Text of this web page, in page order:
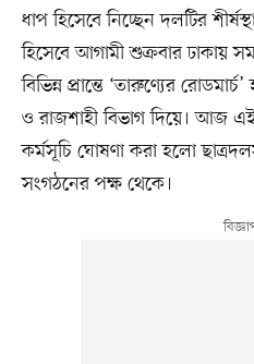
ধাপ হিসেবে নিচ্ছেন দলটির
হিসেবে আগামী শুক্রবার ঢাকায়
বিভিন্ন প্রান্তে ‘তারুণ্যের
ও রাজশাহী বিভাগ দিয়ে। আজ
কর্মসূচি ঘোষণা করা হলো
সংগঠনের পক্ষ থেকে।